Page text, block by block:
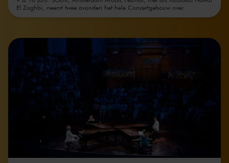
El Zoghbi, neemt twee avonden het hele Concertgebouw over.